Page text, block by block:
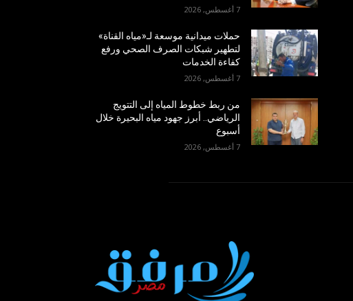
7 أغسطس, 2026
حملات ميدانية موسعة لـ«مياه القناة»
لتطهير شبكات الصرف الصحي ورفع
كفاءة الخدمات
7 أغسطس, 2026
من ربط خطوط المياه إلى التتويج
الرياضي.. أبرز جهود مياه البحيرة خلال
أسبوع
7 أغسطس, 2026